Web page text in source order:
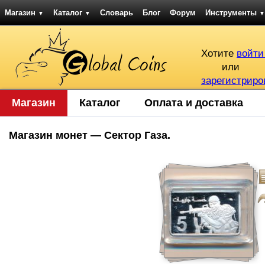
Магазин ▼ Каталог ▼ Словарь Блог Форум Инструменты ▼
Хотите
или
Магазин Каталог Оплата и доставка
Магазин монет — Сектор Газа.